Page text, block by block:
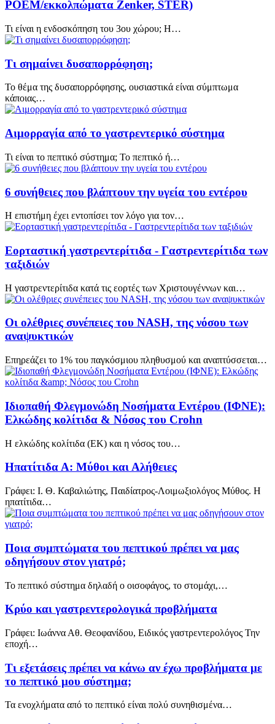
POEM/εκκολπώματα Zenker, STER)
Τι είναι η ενδοσκόπηση του 3ου χώρου; H…
Τι σημαίνει δυσαπορρόφηση;
Το θέμα της δυσαπορρόφησης, ουσιαστικά είναι σύμπτωμα
κάποιας…
Αιμορραγία από το γαστρεντερικό σύστημα
Τι είναι το πεπτικό σύστημα; Το πεπτικό ή…
6 συνήθειες που βλάπτουν την υγεία του εντέρου
Η επιστήμη έχει εντοπίσει τον λόγο για τον…
Εορταστική γαστρεντερίτιδα - Γαστρεντερίτιδα των
ταξιδιών
Η γαστρεντερίτιδα κατά τις εορτές των Χριστουγέννων και…
Οι ολέθριες συνέπειες του NASH, της νόσου των
αναψυκτικών
Επηρεάζει το 1% του παγκόσμιου πληθυσμού και αναπτύσσεται…
Ιδιοπαθή Φλεγμονώδη Νοσήματα Εντέρου (ΙΦΝΕ):
Ελκώδης κολίτιδα & Nόσος του Crohn
Η ελκώδης κολίτιδα (ΕΚ) και η νόσος του…
Ηπατίτιδα Α: Μύθοι και Αλήθειες
Γράφει: Ι. Θ. Καβαλιώτης, Παιδίατρος-Λοιμωξιολόγος Μύθος. Η
ηπατίτιδα…
Ποια συμπτώματα του πεπτικού πρέπει να μας
οδηγήσουν στον γιατρό;
Το πεπτικό σύστημα δηλαδή ο οισοφάγος, το στομάχι,…
Κρύο και γαστρεντερολογικά προβλήματα
Γράφει: Ιωάννα Αθ. Θεοφανίδου, Ειδικός γαστρεντερολόγος Την
εποχή…
Τι εξετάσεις πρέπει να κάνω αν έχω προβλήματα με
το πεπτικό μου σύστημα;
Τα ενοχλήματα από το πεπτικό είναι πολύ συνηθισμένα…